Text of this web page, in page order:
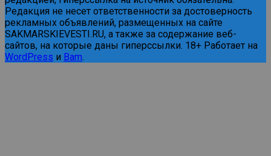
Редакция не несет ответственности за достоверность
рекламных объявлений, размещенных на сайте
SAKMARSKIEVESTI.RU, а также за содержание веб-
сайтов, на которые даны гиперссылки. 18+ Работает на
WordPress и Bam.